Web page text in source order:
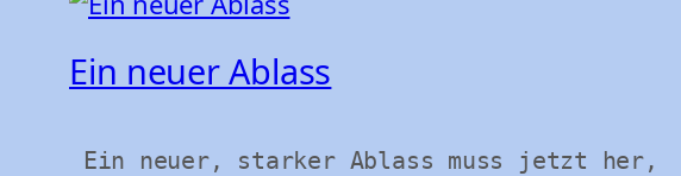
Ein neuer Ablass